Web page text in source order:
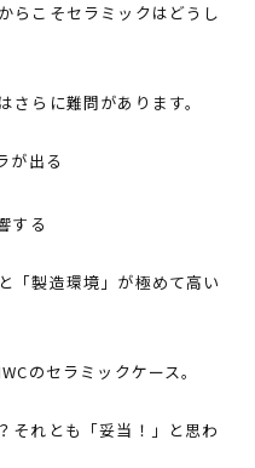
らこそセラミックはどうし
らに難問があります。
が出る
する
「製造環境」が極めて高い
のセラミックケース。
それとも「妥当！」と思わ